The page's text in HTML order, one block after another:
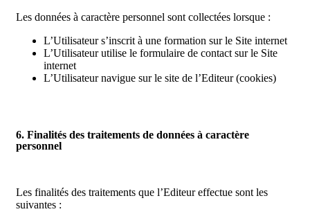
Les données à caractère personnel sont collectées lorsque :
L’Utilisateur s’inscrit à une formation sur le Site internet
L’Utilisateur utilise le formulaire de contact sur le Site
internet
L’Utilisateur navigue sur le site de l’Editeur (cookies)
6. Finalités des traitements de données à caractère
personnel
Les finalités des traitements que l’Editeur effectue sont les
suivantes :